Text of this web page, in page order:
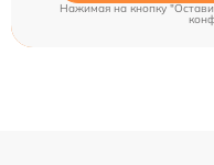
Нажимая на кнопку